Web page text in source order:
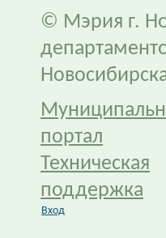
© Мэрия г.
портал
Техническая
поддержка
Вход